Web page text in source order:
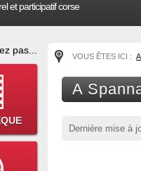
et participatif corse
pas...
VOUS ÊTES ICI :
A
Dernière mise à